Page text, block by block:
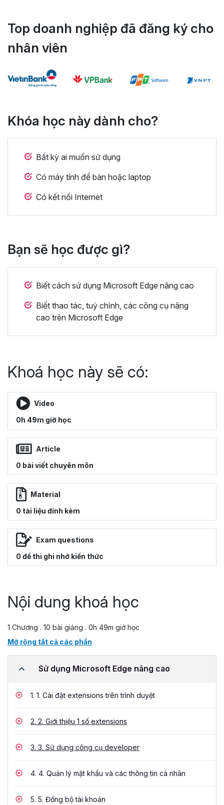
Top doanh nghiệp đã đăng ký cho
nhân viên
Khóa học này dành cho?
Bất kỳ ai muốn sử dụng
Có máy tính để bàn hoặc laptop
Có kết nối Internet
Bạn sẽ học được gì?
Biết cách sử dụng Microsoft Edge nâng cao
Biết thao tác, tuỳ chỉnh, các công cụ nâng
cao trên Microsoft Edge
Khoá học này sẽ có:
Video
0h 49m giờ học
Article
0 bài viết chuyên môn
Material
0 tài liệu đính kèm
Exam questions
0 đề thi ghi nhớ kiến thức
Nội dung khoá học
1 Chương . 10 bài giảng . 0h 49m giờ học
Mở rộng tất cả các phần
Sử dụng Microsoft Edge nâng cao
1. 1. Cài đặt extensions trên trình duyệt
2. 2. Giới thiệu 1 số extensions
3. 3. Sử dụng công cụ developer
4. 4. Quản lý mật khẩu và các thông tin cá nhân
5. 5. Đồng bộ tài khoản